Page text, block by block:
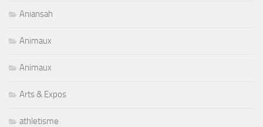
Aniansah
Animaux
Animaux
Arts & Expos
athletisme